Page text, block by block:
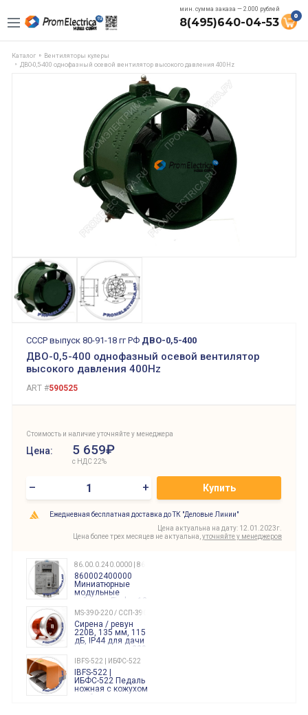
мин. сумма заказа — 2.000 рублей
8(495)640-04-53 0
Каталог
Вентиляторы кулеры
ДВО-0,5-400 однофазный осевой вентилятор высокого давления 400Hz
СССР выпуск 80-91-18 гг РФ ДВО-0,5-400
ДВО-0,5-400 однофазный осевой вентилятор
высокого давления 400Hz
ART #590525
Стоимость и наличие уточняйте у менеджера
Цена: 5 659₽
с НДС 22%
– + Купить
Ежедневная бесплатная доставка до ТК "Деловые Линии"
Цена актуальна на дату: 12.01.2023г.
Цена более трех месяцев не актуальна, уточняйте у менеджеров
86.00.0.240.0000 | 860002400000
860002400000
Миниатюрные
модульные
таймеры Finder, 12-
240 Вольт AC/DC
Finder
86.00.0.240.0000
MS-390-220 / ССП-390 220В
Сирена / ревун
220В, 135 мм, 115
дБ, IP44 для дачи
производства 220
Вольт звук ситены
"пожарная
тревога"
IBFS-522 | ИБФС-522
IBFS-522 |
ИБФС-522 Педаль
ножная с кожухом
двойная,